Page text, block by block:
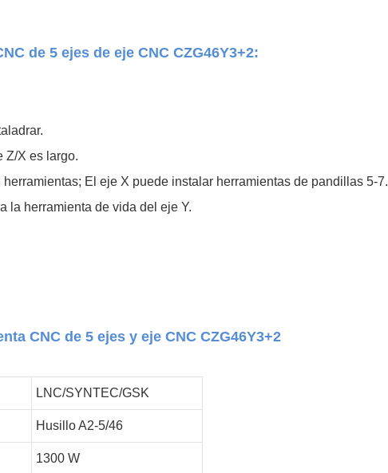
de 5 ejes de eje CNC CZG46Y3+2:
Z/X es largo.
El eje X puede instalar herramientas de pandillas 5-7.
la herramienta de vida del eje Y.
CNC de 5 ejes y eje CNC CZG46Y3+2
LNC/SYNTEC/GSK
Husillo A2-5/46
1300 W